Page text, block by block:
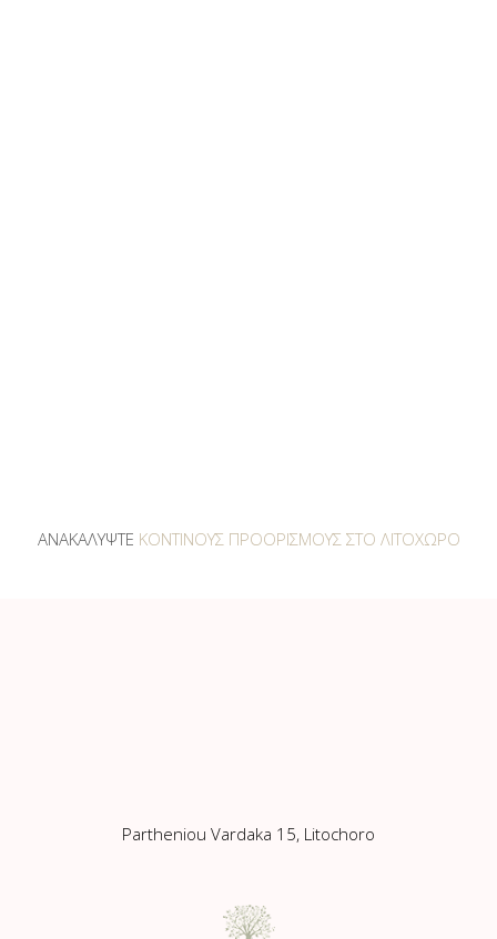
ΑΝΑΚΑΛΥΨΤΕ ΚΟΝΤΙΝΟΥΣ ΠΡΟΟΡΙΣΜΟΥΣ ΣΤΟ ΛΙΤΟΧΩΡΟ
Partheniou Vardaka 15, Litochoro